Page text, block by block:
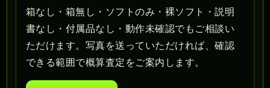
箱なし・箱無し・ソフトのみ・裸ソフト・説明
書なし・付属品なし・動作未確認でもご相談い
ただけます。写真を送っていただければ、確認
できる範囲で概算査定をご案内します。